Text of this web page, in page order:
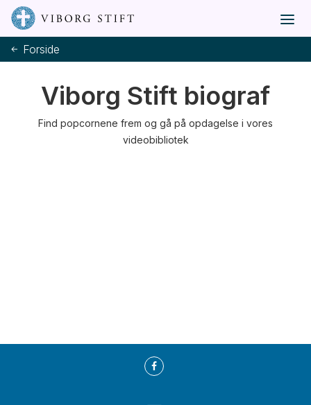
Forside
Viborg Stift biograf
Find popcornene frem og gå på opdagelse i vores
videobibliotek